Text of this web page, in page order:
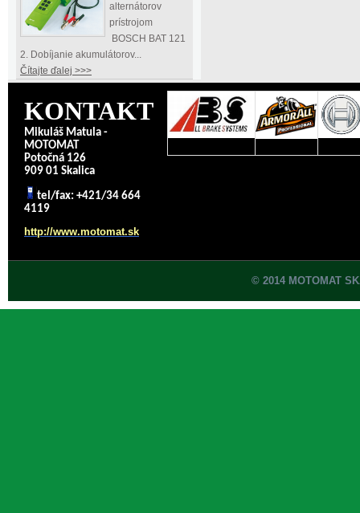
alternátorov
prístrojom
BOSCH BAT 121
2. Dobíjanie akumulátorov...
Čítajte ďalej >>>
KONTAKT
Mikuláš Matula -
MOTOMAT
Potočná 126
909 01 Skalica
tel/fax: +421/34 664
4119
http://www.motomat.sk
© 2014